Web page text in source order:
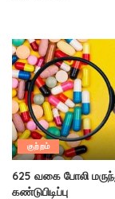
குற்றம்
625 வகை போலி
கண்டுபிடிப்பு